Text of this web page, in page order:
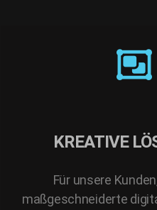
KREATIVE
Für unsere
maßgeschneiderte